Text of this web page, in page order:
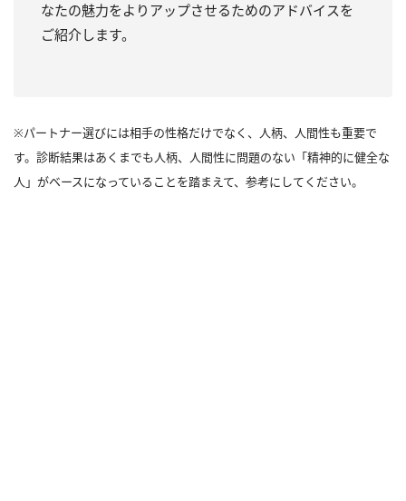
なたの魅力をよりアップさせるためのアドバイスを
ご紹介します。
※パートナー選びには相手の性格だけでなく、人柄、人間性も重要で
す。診断結果はあくまでも人柄、人間性に問題のない「精神的に健全な
人」がベースになっていることを踏まえて、参考にしてください。